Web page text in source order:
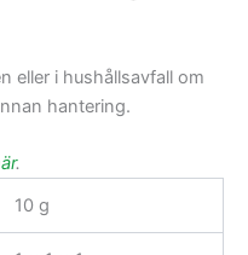
eller i hushållsavfall om
hantering.
.
10 g